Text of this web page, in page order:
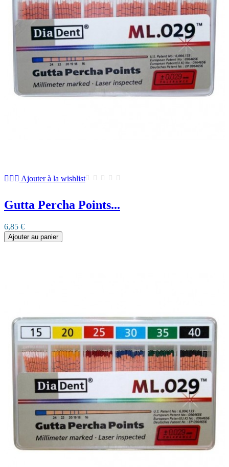
Ajouter à la wishlist
Gutta Percha Points...
6,85 €
Ajouter au panier